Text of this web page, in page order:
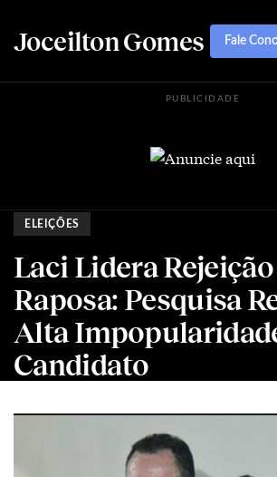
Joceilton Gomes Fale
PUBLICIDADE
ELEIÇÕES
Laci Lidera
Raposa: Pesquisa
Alta
Candidato